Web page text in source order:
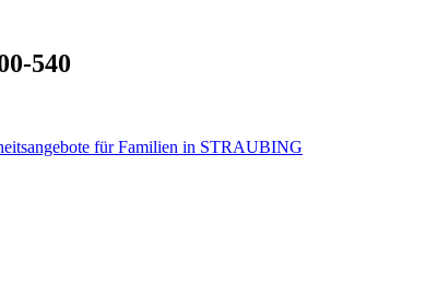
540
für Familien in STRAUBING